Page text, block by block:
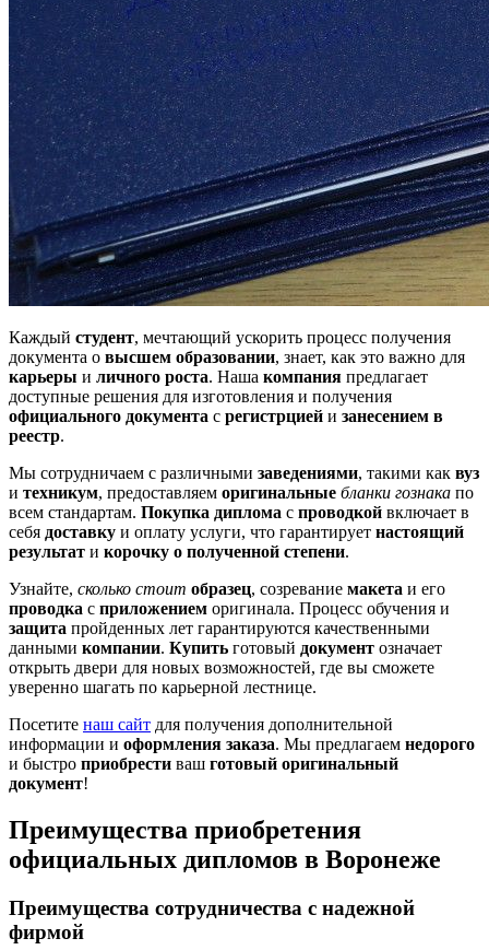
Каждый студент, мечтающий ускорить процесс получения
документа о высшем образовании, знает, как это важно для
карьеры и личного роста. Наша компания предлагает
доступные решения для изготовления и получения
официального документа с регистрцией и занесением в
реестр.
Мы сотрудничаем с различными заведениями, такими как вуз
и техникум, предоставляем оригинальные бланки гознака по
всем стандартам. Покупка диплома с проводкой включает в
себя доставку и оплату услуги, что гарантирует настоящий
результат и корочку о полученной степени.
Узнайте, сколько стоит образец, созревание макета и его
проводка с приложением оригинала. Процесс обучения и
защита пройденных лет гарантируются качественными
данными компании. Купить готовый документ означает
открыть двери для новых возможностей, где вы сможете
уверенно шагать по карьерной лестнице.
Посетите наш сайт для получения дополнительной
информации и оформления заказа. Мы предлагаем недорого
и быстро приобрести ваш готовый оригинальный
документ!
Преимущества приобретения
официальных дипломов в Воронеже
Преимущества сотрудничества с надежной
фирмой